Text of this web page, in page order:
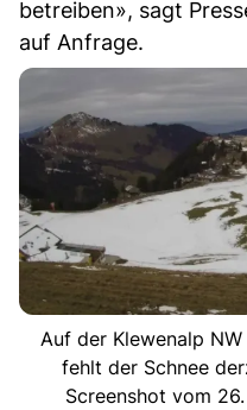
betreiben», sagt
auf Anfrage.
Auf der Klewenalp
fehlt der Schnee
Screenshot vom